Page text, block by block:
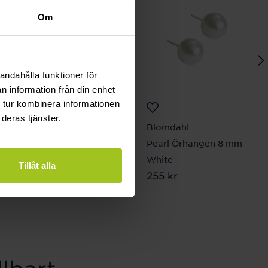
Om
funktioner för
information från din enhet
kombinera informationen
tjänster.
Tillåt alla
Classic
Aveline 0,99 ct vitguld
:
50 350 kr
Blomdahl
Pearl Örhängen 8 mm
White
Pris :255 kr
255 kr